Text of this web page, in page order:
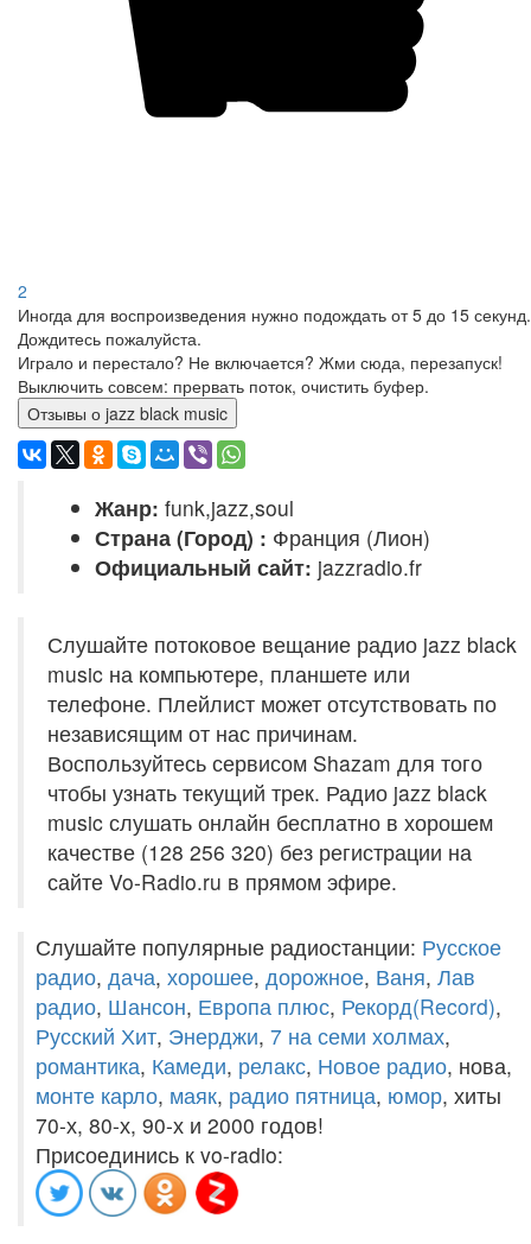
2
Иногда для воспроизведения нужно подождать от 5 до 15 секунд.
Дождитесь пожалуйста.
Играло и перестало? Не включается? Жми сюда, перезапуск!
Выключить совсем: прервать поток, очистить буфер.
Отзывы о jazz black music
Жанр: funk,jazz,soul
Страна (Город) : Франция (Лион)
Официальный сайт: jazzradio.fr
Слушайте потоковое вещание радио jazz black
music на компьютере, планшете или
телефоне. Плейлист может отсутствовать по
независящим от нас причинам.
Воспользуйтесь сервисом Shazam для того
чтобы узнать текущий трек. Радио jazz black
music слушать онлайн бесплатно в хорошем
качестве (128 256 320) без регистрации на
сайте Vo-Radio.ru в прямом эфире.
Слушайте популярные радиостанции: Русское
радио, дача, хорошее, дорожное, Ваня, Лав
радио, Шансон, Европа плюс, Рекорд(Record),
Русский Хит, Энерджи, 7 на семи холмах,
романтика, Камеди, релакс, Новое радио, нова,
монте карло, маяк, радио пятница, юмор, хиты
70-х, 80-х, 90-х и 2000 годов!
Присоединись к vo-radio: